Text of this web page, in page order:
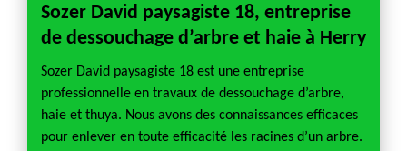
Sozer David paysagiste 18, entreprise
de dessouchage d’arbre et haie à Herry
Sozer David paysagiste 18 est une entreprise
professionnelle en travaux de dessouchage d’arbre,
haie et thuya. Nous avons des connaissances efficaces
pour enlever en toute efficacité les racines d’un arbre.